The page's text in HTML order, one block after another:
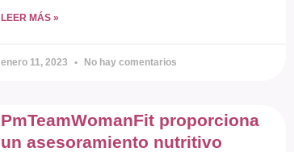
LEER MÁS »
enero 11, 2023 No hay comentarios
PmTeamWomanFit proporciona
un asesoramiento nutritivo